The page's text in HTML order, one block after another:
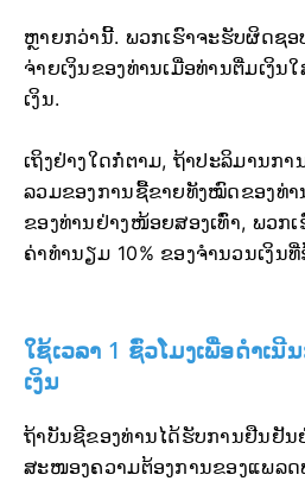
ຫຼາຍກວ່ານີ້. ພວກເຮົາຈະຮັບຜິດຊ
ຈ່າຍເງິນຂອງທ່ານເມື່ອທ່ານຕື່ມເງິ
ເງິນ.
ເຖິງຢ່າງໃດກໍ່ຕາມ, ຖ້າປະລິມານກ
ລວມຂອງການຊື້ຂາຍທັງໝົດຂອງທ່າ
ຂອງທ່ານຢ່າງໜ້ອຍສອງເທົ່າ, ພວກ
ຄ່າທຳນຽມ 10% ຂອງຈຳນວນເງິນທີ່
ໃຊ້ເວລາ 1 ຊົ່ວໂມງເພື່ອດຳເ
ເງິນ
ຖ້າບັນຊີຂອງທ່ານໄດ້ຮັບການຢືນຢັນ
ສະໜອງຄວາມຕ້ອງການຂອງແພລ